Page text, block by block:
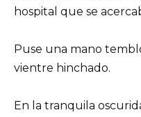
hospital que se
Puse una mano
vientre hinchado.
En la tranquila